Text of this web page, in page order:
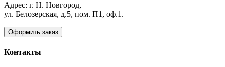
Адрес: г. Н. Новгород,
ул. Белозерская, д.5, пом. П1, оф.1.
Оформить заказ
Контакты